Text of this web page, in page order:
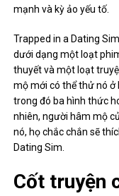
mạnh và kỳ ảo yếu tố.
Trapped in a Dating
dưới dạng một loạt
thuyết và một loạt
mộ mới có thể thử nó ở
trong đó ba hình thức
nhiên, người hâm mộ
nó, họ chắc chắn sẽ
Dating Sim.
Cốt truyện